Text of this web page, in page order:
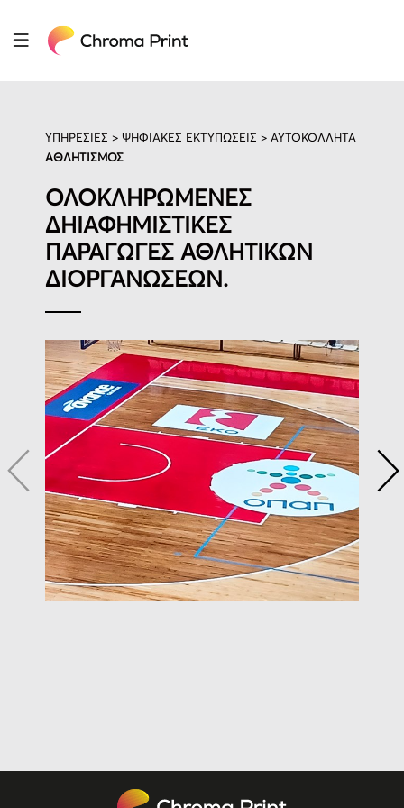
ΥΠΗΡΕΣΙΕΣ > ΨΗΦΙΑΚΕΣ ΕΚΤΥΠΩΣΕΙΣ > ΑΥΤΟΚΟΛΛΗΤΑ
ΑΘΛΗΤΙΣΜΟΣ
ΟΛΟΚΛΗΡΩΜΕΝΕΣ
ΔΗΙΑΦΗΜΙΣΤΙΚΕΣ
ΠΑΡΑΓΩΓΕΣ ΑΘΛΗΤΙΚΩΝ
ΔΙΟΡΓΑΝΩΣΕΩΝ.